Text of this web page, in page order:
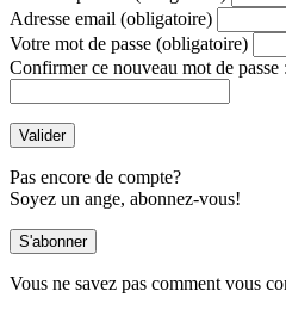
Adresse email (obligatoire)
Votre mot de passe (obligatoire)
Confirmer ce nouveau mot de passe :
Pas encore de compte?
Soyez un ange, abonnez-vous!
Vous ne savez pas comment vous